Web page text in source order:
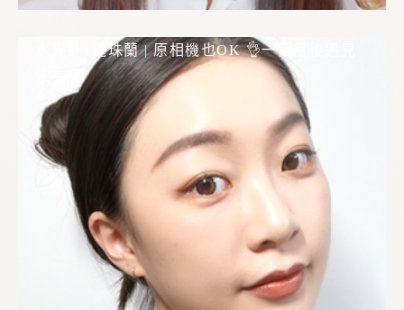
水光針+麗珠蘭 | 原相機也OK 👌一個月後遇見